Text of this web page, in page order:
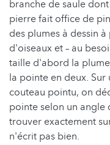
branche de saule
pierre fait office de
des plumes à dessin
d'oiseaux et – au
taille d'abord la
la pointe en deux.
couteau pointu, on
pointe selon un angle
trouver exactement
n'écrit pas bien.